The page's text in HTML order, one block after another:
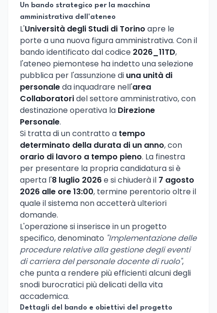
Un bando strategico per la macchina
amministrativa dell'ateneo
L'Università degli Studi di Torino apre le
porte a una nuova figura amministrativa. Con il
bando identificato dal codice 2026_11TD,
l'ateneo piemontese ha indetto una selezione
pubblica per l'assunzione di una unità di
personaleda inquadrare nell'area
Collaboratoridel settore amministrativo, con
destinazione operativa la Direzione
Personale.
Si tratta di un contratto a tempo
determinato della durata di un anno, con
orario di lavoro a tempo pieno. La finestra
per presentare la propria candidatura si è
aperta l'8 luglio 2026e si chiuderà il 7 agosto
2026 alle ore 13:00, termine perentorio oltre il
quale il sistema non accetterà ulteriori
domande.
L'operazione si inserisce in un progetto
specifico, denominato "Implementazione delle
procedure relative alla gestione degli eventi
di carriera del personale docente di ruolo",
che punta a rendere più efficienti alcuni degli
snodi burocratici più delicati della vita
accademica.
Dettagli del bando e obiettivi del progetto